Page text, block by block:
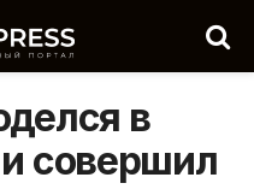
в
совершил